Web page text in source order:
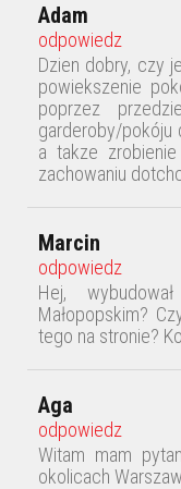
Adam
odpowiedz
Dzien dobry, czy
powiekszenie
poprzez
garderoby/pokóju
a takze
zachowaniu
Marcin
odpowiedz
Hej,
Małopopskim?
tego na stronie?
Aga
odpowiedz
Witam mam
okolicach